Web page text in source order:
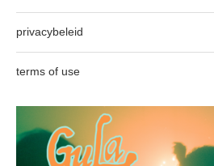
privacybeleid
terms of use